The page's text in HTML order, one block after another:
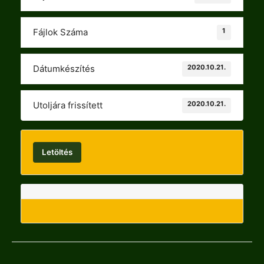
Fájlok Száma 1
Dátumkészítés 2020.10.21.
Utoljára frissített 2020.10.21.
Letöltés